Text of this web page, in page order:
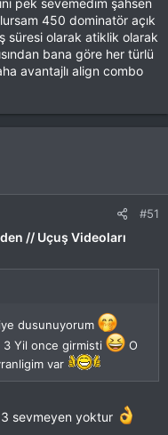
pek sevemedim şahsen
450 dominatör açık
süresi olarak atiklik olarak
bana göre her türlü
avantajlı align combo
#51
// Uçuş Videoları
dusunuyorum
3 Yil once girmisti
O
var
sevmeyen yoktur